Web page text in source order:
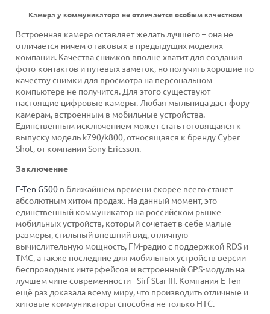
Камера у коммуникатора не отличается особым качеством
Встроенная камера оставляет желать лучшего – она не
отличается ничем о таковых в предыдущих моделях
компании. Качества снимков вполне хватит для создания
фото-контактов и путевых заметок, но получить хорошие по
качеству снимки для просмотра на персональном
компьютере не получится. Для этого существуют
настоящие цифровые камеры. Любая мыльница даст фору
камерам, встроенным в мобильные устройства.
Единственным исключением может стать готовящаяся к
выпуску модель k790/k800, относящаяся к бренду Cyber
Shot, от компании Sony Ericsson.
Заключение
E-Ten G500 в ближайшем времени скорее всего станет
абсолютным хитом продаж. На данный момент, это
единственный коммуникатор на российском рынке
мобильных устройств, который сочетает в себе малые
размеры, стильный внешний вид, отличную
вычислительную мощность, FM-радио с поддержкой RDS и
TMC, а также последние для мобильных устройств версии
беспроводных интерфейсов и встроенный GPS-модуль на
лучшем чипе современности - Sirf Star III. Компания E-Ten
ещё раз доказала всему миру, что производить отличные и
хитовые коммуникаторы способна не только HTC.